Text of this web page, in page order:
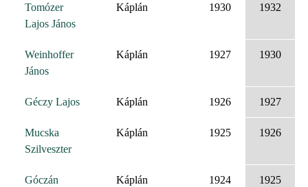
Tomózer
Lajos János
Káplán 1930 1932
Weinhoffer
János
Káplán 1927 1930
Géczy Lajos Káplán 1926 1927
Mucska
Szilveszter
Káplán 1925 1926
Góczán
Káplán 1924 1925